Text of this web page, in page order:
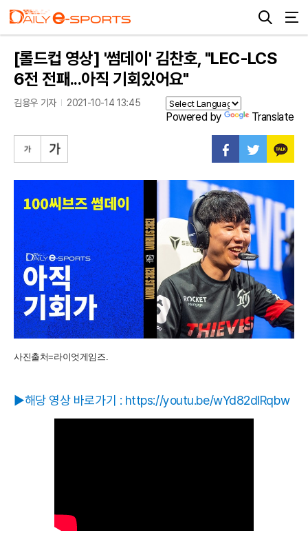
[롤드컵 영상] '썸데이' 김찬호, "LEC-LCS
6전 전패...아직 기회있어요"
김용우 기자 2021-10-14 13:45
Powered by Translate
사진출처=라이엇게임즈.
▶해당 영상 바로가기 : https://youtu.be/wYd82dlRqbw